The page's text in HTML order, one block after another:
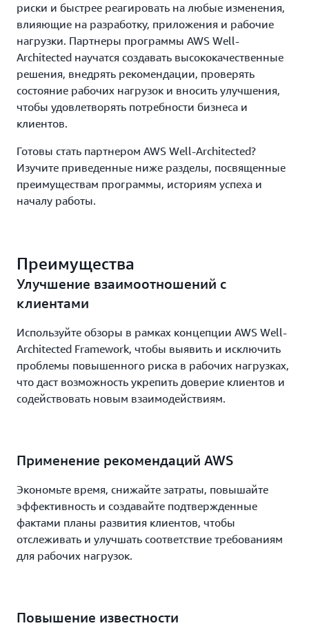
риски и быстрее реагировать на любые изменения,
влияющие на разработку, приложения и рабочие
нагрузки. Партнеры программы AWS Well-
Architected научатся создавать высококачественные
решения, внедрять рекомендации, проверять
состояние рабочих нагрузок и вносить улучшения,
чтобы удовлетворять потребности бизнеса и
клиентов.
Готовы стать партнером AWS Well-Architected?
Изучите приведенные ниже разделы, посвященные
преимуществам программы, историям успеха и
началу работы.
Преимущества
Улучшение взаимоотношений с
клиентами
Используйте обзоры в рамках концепции AWS Well-
Architected Framework, чтобы выявить и исключить
проблемы повышенного риска в рабочих нагрузках,
что даст возможность укрепить доверие клиентов и
содействовать новым взаимодействиям.
Применение рекомендаций AWS
Экономьте время, снижайте затраты, повышайте
эффективность и создавайте подтвержденные
фактами планы развития клиентов, чтобы
отслеживать и улучшать соответствие требованиям
для рабочих нагрузок.
Повышение известности